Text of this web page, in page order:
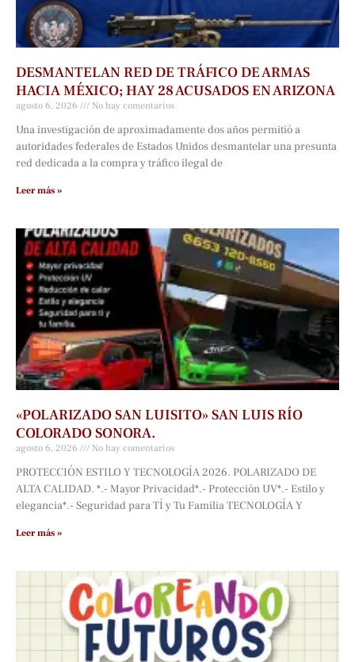
DESMANTELAN RED DE TRÁFICO DE ARMAS
HACIA MÉXICO; HAY 28 ACUSADOS EN ARIZONA
agosto 6, 2026 No hay comentarios
Una investigación de aproximadamente dos años permitió a
autoridades federales de Estados Unidos desmantelar una presunta
red dedicada a la compra y tráfico ilegal de
Leer más »
«POLARIZADO SAN LUISITO» SAN LUIS RÍO
COLORADO SONORA.
agosto 6, 2026 No hay comentarios
PROTECCIÓN ESTILO Y TECNOLOGÍA 2026. POLARIZADO DE
ALTA CALIDAD. *.- Mayor Privacidad*.- Protección UV*.- Estilo y
elegancia*.- Seguridad para TÍ y Tu Familia TECNOLOGÍA Y
Leer más »